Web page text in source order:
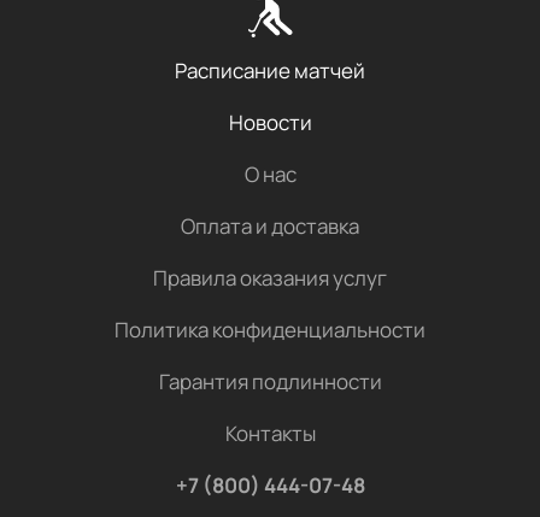
Расписание матчей
Новости
О нас
Оплата и доставка
Правила оказания услуг
Политика конфиденциальности
Гарантия подлинности
Контакты
+7 (800) 444-07-48